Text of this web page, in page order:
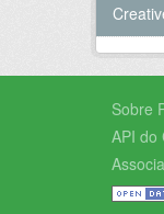
Sobre
API do